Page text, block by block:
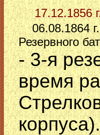
17.12.1856
06.08.1864 г.
Резервного
- 3-я
время
корпуса).